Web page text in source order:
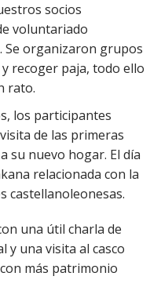
socios
voluntariado
Se organizaron grupos
recoger paja, todo ello
rato.
los participantes
de las primeras
su nuevo hogar. El día
relacionada con la
castellanoleonesas.
una útil charla de
y una visita al casco
más patrimonio